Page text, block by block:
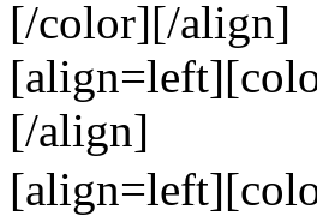
[/color][/align]
[/align]